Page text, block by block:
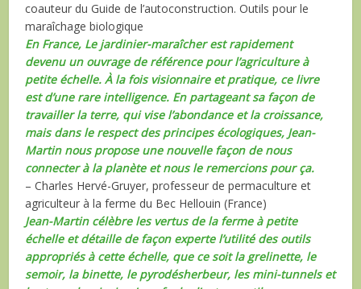
coauteur du Guide de l’autoconstruction. Outils pour le
maraîchage biologique
En France, Le jardinier-maraîcher est rapidement
devenu un ouvrage de référence pour l’agriculture à
petite échelle. À la fois visionnaire et pratique, ce livre
est d’une rare intelligence. En partageant sa façon de
travailler la terre, qui vise l’abondance et la croissance,
mais dans le respect des principes écologiques, Jean-
Martin nous propose une nouvelle façon de nous
connecter à la planète et nous le remercions pour ça.
– Charles Hervé-Gruyer, professeur de permaculture et
agriculteur à la ferme du Bec Hellouin (France)
Jean-Martin célèbre les vertus de la ferme à petite
échelle et détaille de façon experte l’utilité des outils
appropriés à cette échelle, que ce soit la grelinette, le
semoir, la binette, le pyrodésherbeur, les mini-tunnels et